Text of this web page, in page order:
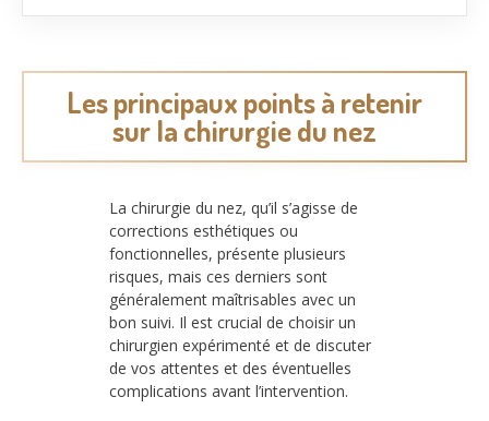
Les principaux points à retenir
sur la chirurgie du nez
La chirurgie du nez, qu’il s’agisse de
corrections esthétiques ou
fonctionnelles, présente plusieurs
risques, mais ces derniers sont
généralement maîtrisables avec un
bon suivi. Il est crucial de choisir un
chirurgien expérimenté et de discuter
de vos attentes et des éventuelles
complications avant l’intervention.